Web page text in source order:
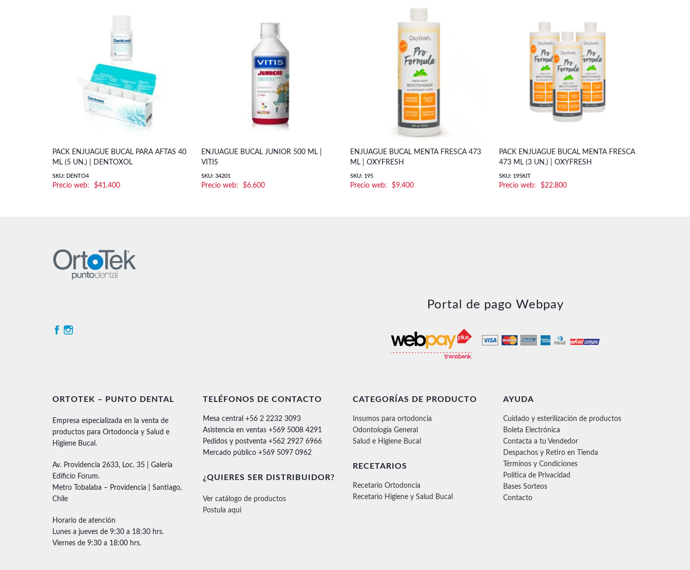
PACK ENJUAGUE BUCAL PARA AFTAS 40
ML (5 UN.) | DENTOXOL
SKU: DENTO4
$41.400
ENJUAGUE BUCAL JUNIOR 500 ML |
VITIS
SKU: 34201
$6.600
ENJUAGUE BUCAL MENTA FRESCA 473
ML | OXYFRESH
SKU: 195
$9.400
PACK ENJUAGUE BUCAL MENTA FRESCA
473 ML (3 UN.) | OXYFRESH
SKU: 195KIT
$22.800
Portal de pago Webpay
ORTOTEK – PUNTO DENTAL
Empresa especializada en la venta de
productos para Ortodoncia y Salud e
Higiene Bucal.
Av. Providencia 2633, Loc. 35 | Galería
Edificio Forum.
Metro Tobalaba – Providencia | Santiago,
Chile
Horario de atención
Lunes a jueves de 9:30 a 18:30 hrs.
Viernes de 9:30 a 18:00 hrs.
TELÉFONOS DE CONTACTO
Mesa central +56 2 2232 3093
Asistencia en ventas +569 5008 4291
Pedidos y postventa +562 2927 6966
Mercado público +569 5097 0962
¿QUIERES SER DISTRIBUIDOR?
Ver catálogo de productos
Postula aquí
CATEGORÍAS DE PRODUCTO
Insumos para ortodoncia
Odontología General
Salud e Higiene Bucal
RECETARIOS
Recetario Ortodoncia
Recetario Higiene y Salud Bucal
AYUDA
Cuidado y esterilización de productos
Boleta Electrónica
Contacta a tu Vendedor
Despachos y Retiro en Tienda
Términos y Condiciones
Política de Privacidad
Bases Sorteos
Contacto